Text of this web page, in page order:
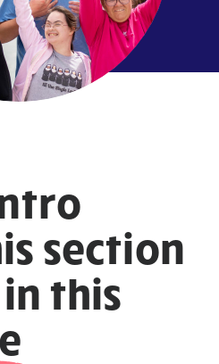
section
this